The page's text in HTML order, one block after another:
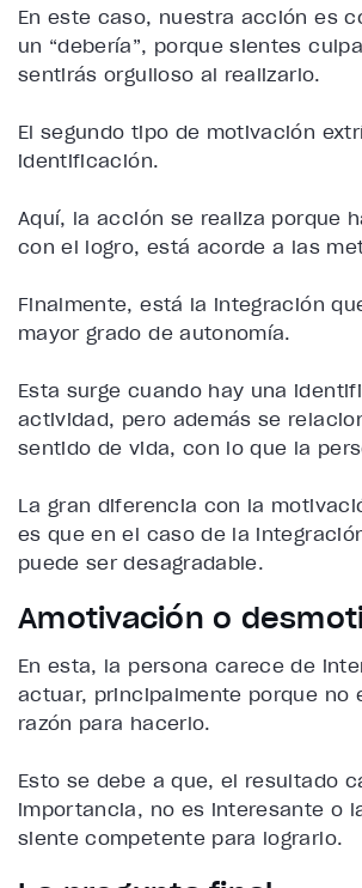
En este caso, nuestra acción es
un “debería”, porque sientes
sentirás orgulloso al realizarlo.
El segundo tipo de motivación
identificación.
Aquí, la acción se realiza porque
con el logro, está acorde a las
Finalmente, está la integración
mayor grado de autonomía.
Esta surge cuando hay una
actividad, pero además se
sentido de vida, con lo que la
La gran diferencia con la
es que en el caso de la
puede ser desagradable.
Amotivación o
En esta, la persona carece de
actuar, principalmente porque no
razón para hacerlo.
Esto se debe a que, el resultado
importancia, no es interesante o
siente competente para lograrlo.